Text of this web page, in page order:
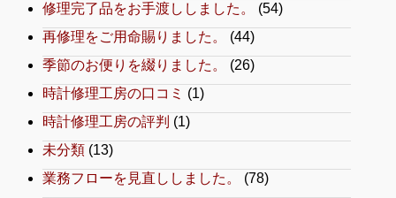
修理完了品をお手渡ししました。
(54)
再修理をご用命賜りました。
(44)
季節のお便りを綴りました。
(26)
時計修理工房の口コミ (1)
時計修理工房の評判 (1)
未分類 (13)
業務フローを見直ししました。
(78)